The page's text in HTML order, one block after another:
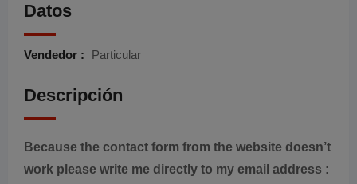
Datos
Vendedor : Particular
Descripción
Because the contact form from the website doesn’t
work please write me directly to my email address :